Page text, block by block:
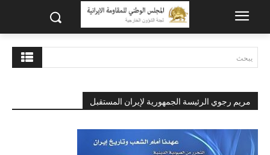
يبحث
مريم رجوي الرئيسة الجمهورية لإيران المستقبل